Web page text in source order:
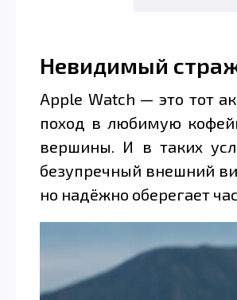
Невидимый
Apple Watch — это тот
поход в любимую
вершины. И в таких
безупречный внешний
но надёжно оберегает